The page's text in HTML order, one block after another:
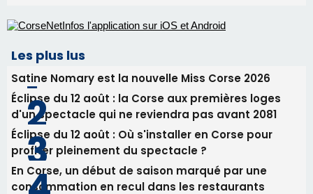
procession le 14 août
31/07/2026 08:24
Tennis - Début ce week-end du tournoi du
RCPV
31/07/2026 08:22
82ème anniversaire de la disparition du
Commandant Antoine de Saint Exupery